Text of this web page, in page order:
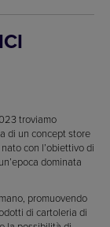
troviamo
di un concept store
con l’obiettivo di
dominata
promuovendo
di cartoleria di